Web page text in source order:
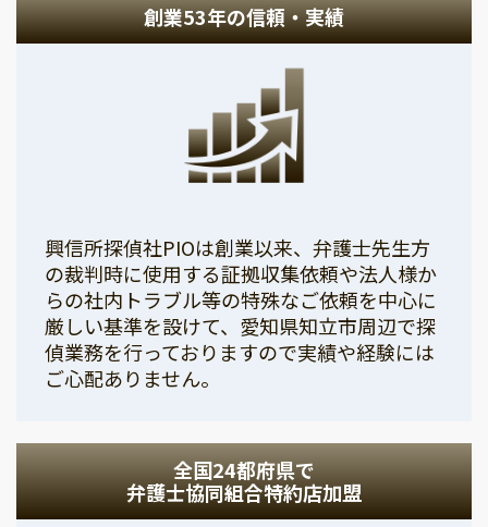
創業53年の信頼・実績
興信所探偵社PIOは創業以来、弁護士先生方
の裁判時に使用する証拠収集依頼や法人様か
らの社内トラブル等の特殊なご依頼を中心に
厳しい基準を設けて、愛知県知立市周辺で探
偵業務を行っておりますので実績や経験には
ご心配ありません。
全国24都府県で
弁護士協同組合特約店加盟